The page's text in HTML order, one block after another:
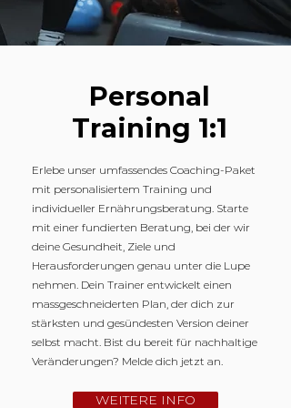
Personal
Training 1:1
Erlebe unser umfassendes Coaching-Paket
mit personalisiertem Training und
individueller Ernährungsberatung. Starte
mit einer fundierten Beratung, bei der wir
deine Gesundheit, Ziele und
Herausforderungen genau unter die Lupe
nehmen. Dein Trainer entwickelt einen
massgeschneiderten Plan, der dich zur
stärksten und gesündesten Version deiner
selbst macht. Bist du bereit für nachhaltige
Veränderungen? Melde dich jetzt an.
WEITERE INFO